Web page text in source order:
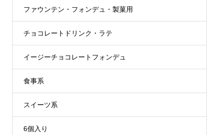
ファウンテン・フォンデュ・製菓用
チョコレートドリンク・ラテ
イージーチョコレートフォンデュ
食事系
スイーツ系
6個入り